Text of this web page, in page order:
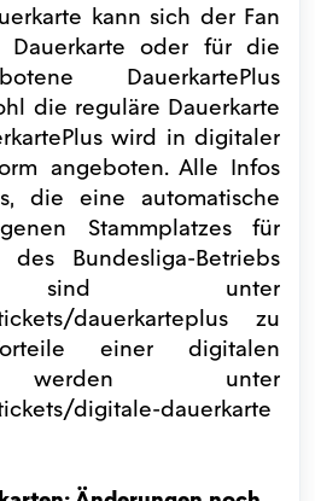
kann sich der Fan
oder für die
DauerkartePlus
die reguläre Dauerkarte
wird in digitaler
angeboten. Alle Infos
die eine automatische
Stammplatzes für
Bundesliga-Betriebs
sind unter
dauerkarteplus zu
einer digitalen
werden unter
digitale-dauerkarte